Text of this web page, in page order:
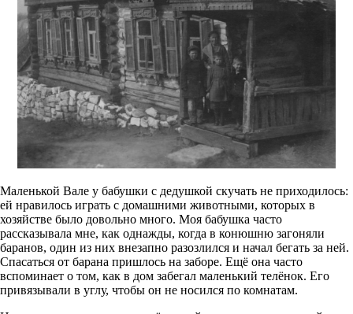
Маленькой Вале у бабушки с дедушкой скучать не приходилось:
ей нравилось играть с домашними животными, которых в
хозяйстве было довольно много. Моя бабушка часто
рассказывала мне, как однажды, когда в конюшню загоняли
баранов, один из них внезапно разозлился и начал бегать за ней.
Спасаться от барана пришлось на заборе. Ещё она часто
вспоминает о том, как в дом забегал маленький телёнок. Его
привязывали в углу, чтобы он не носился по комнатам.